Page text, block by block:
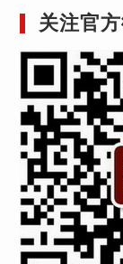
关注官